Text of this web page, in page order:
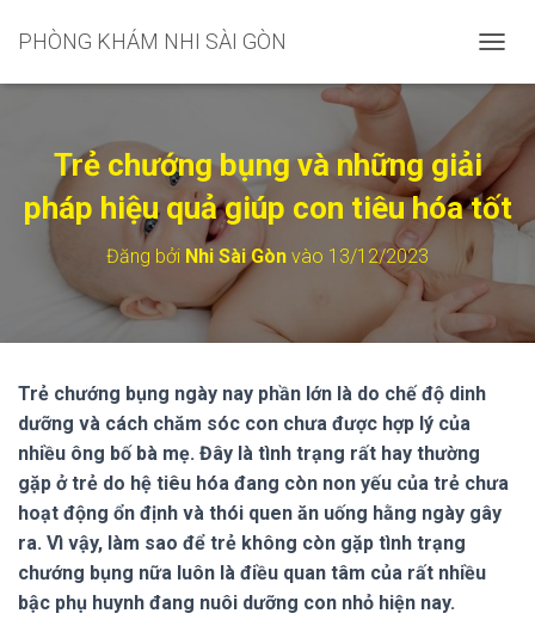
PHÒNG KHÁM NHI SÀI GÒN
H
Ể
N
Đ
Ổ
A
N
H
Trẻ chướng bụng và những giải
pháp hiệu quả giúp con tiêu hóa tốt
Đăng bởi Nhi Sài Gòn vào 13/12/2023
Trẻ chướng bụng ngày nay phần lớn là do chế độ dinh
dưỡng và cách chăm sóc con chưa được hợp lý của
nhiều ông bố bà mẹ. Đây là tình trạng rất hay thường
gặp ở trẻ do hệ tiêu hóa đang còn non yếu của trẻ chưa
hoạt động ổn định và thói quen ăn uống hằng ngày gây
ra. Vì vậy, làm sao để trẻ không còn gặp tình trạng
chướng bụng nữa luôn là điều quan tâm của rất nhiều
bậc phụ huynh đang nuôi dưỡng con nhỏ hiện nay.